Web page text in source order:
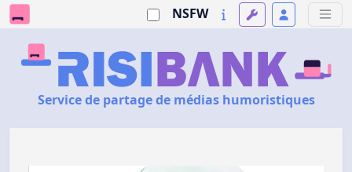
NSFW
Service de partage de médias humoristiques